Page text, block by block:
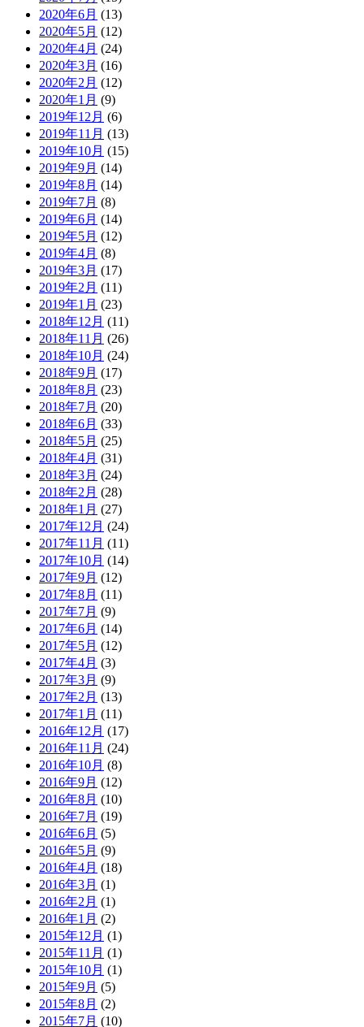
2020年6月 (13)
2020年5月 (12)
2020年4月 (24)
2020年3月 (16)
2020年2月 (12)
2020年1月 (9)
2019年12月 (6)
2019年11月 (13)
2019年10月 (15)
2019年9月 (14)
2019年8月 (14)
2019年7月 (8)
2019年6月 (14)
2019年5月 (12)
2019年4月 (8)
2019年3月 (17)
2019年2月 (11)
2019年1月 (23)
2018年12月 (11)
2018年11月 (26)
2018年10月 (24)
2018年9月 (17)
2018年8月 (23)
2018年7月 (20)
2018年6月 (33)
2018年5月 (25)
2018年4月 (31)
2018年3月 (24)
2018年2月 (28)
2018年1月 (27)
2017年12月 (24)
2017年11月 (11)
2017年10月 (14)
2017年9月 (12)
2017年8月 (11)
2017年7月 (9)
2017年6月 (14)
2017年5月 (12)
2017年4月 (3)
2017年3月 (9)
2017年2月 (13)
2017年1月 (11)
2016年12月 (17)
2016年11月 (24)
2016年10月 (8)
2016年9月 (12)
2016年8月 (10)
2016年7月 (19)
2016年6月 (5)
2016年5月 (9)
2016年4月 (18)
2016年3月 (1)
2016年2月 (1)
2016年1月 (2)
2015年12月 (1)
2015年11月 (1)
2015年10月 (1)
2015年9月 (5)
2015年8月 (2)
2015年7月 (10)